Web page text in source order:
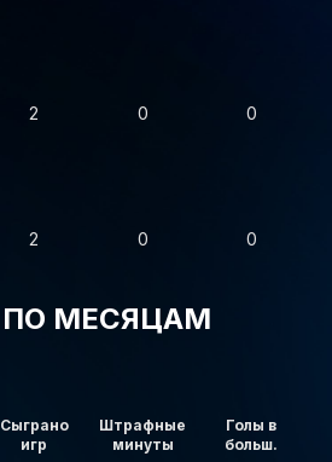
2 0 0
2 0 0
ПО МЕСЯЦАМ
Сыграно
игр
Штрафные
минуты
Голы в
больш.